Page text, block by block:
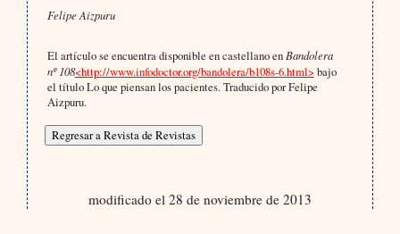
Felipe Aizpuru
El artículo se encuentra disponible en castellano en Bandolera
nº 108<http://www.infodoctor.org/bandolera/b108s-6.html> bajo
el título Lo que piensan los pacientes. Traducido por Felipe
Aizpuru.
modificado el 28 de noviembre de 2013